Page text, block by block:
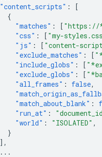
"content_scripts" :
[
{
"matches" : [ "https://
"css" : [ "my-
"js" : [ "content-
"exclude_matches" : [
"include_globs" : [
"exclude_globs" : [
"all_frames" : false,
"match_about_blank" :
"run_at" :
"world" : "ISOLATED" ,
}
],
...